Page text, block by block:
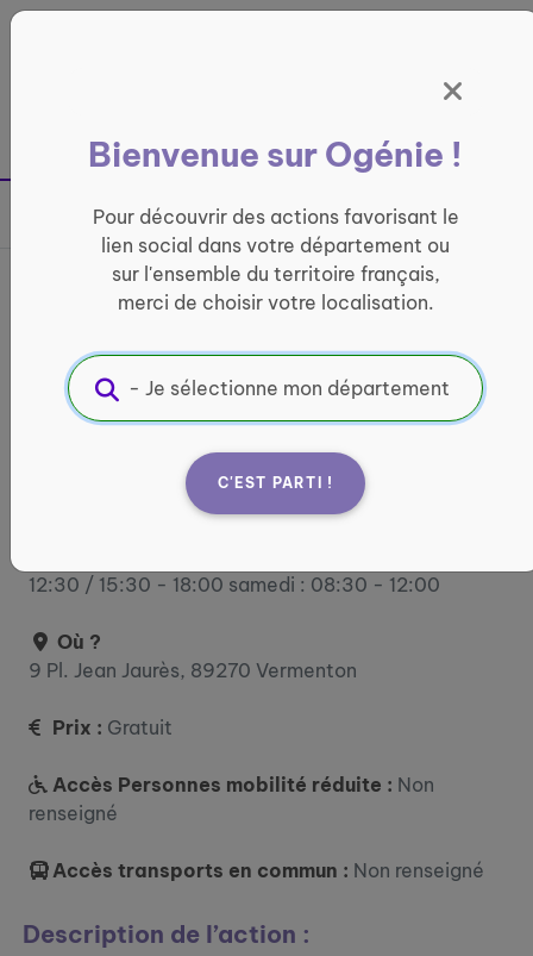
France entière
Bienvenue sur Ogénie !
Pour découvrir des actions favorisant le
lien social dans votre département ou
sur l'ensemble du territoire français,
merci de choisir votre localisation.
C'EST PARTI !
Partager sur
France services Vermenton
INFORMATIQUE ET ACCÈS AUX DROITS
Informations pratiques :
lundi : 15:00 - 18:00 mardi : 08:30 - 12:30 / 15:30 -
12:30 / 15:30 - 18:00 samedi : 08:30 - 12:00
Où ?
9 Pl. Jean Jaurès, 89270 Vermenton
Prix : Gratuit
Accès Personnes mobilité réduite : Non
renseigné
Accès transports en commun : Non renseigné
Description de l’action :
Panneau de gestion des cookies